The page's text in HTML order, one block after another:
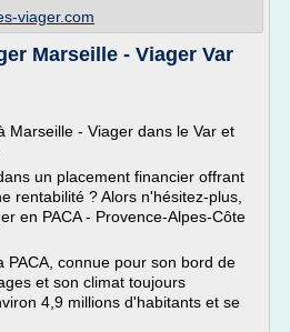
viager.com
Marseille - Viager Var
Marseille - Viager dans le Var et
un placement financier offrant
rentabilité ? Alors n'hésitez-plus,
en PACA - Provence-Alpes-Côte
PACA, connue pour son bord de
et son climat toujours
4,9 millions d'habitants et se